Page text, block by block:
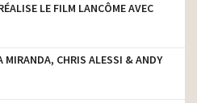
LE FILM LANCÔME AVEC
MIRANDA, CHRIS ALESSI & ANDY